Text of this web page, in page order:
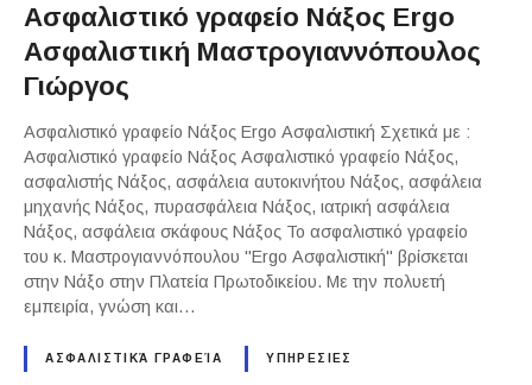
Ασφαλιστικό γραφείο Νάξος Ergo
Ασφαλιστική Μαστρογιαννόπουλος
Γιώργος
Ασφαλιστικό γραφείο Νάξος Ergo Ασφαλιστική Σχετικά με :
Ασφαλιστικό γραφείο Νάξος Ασφαλιστικό γραφείο Νάξος,
ασφαλιστής Νάξος, ασφάλεια αυτοκινήτου Νάξος, ασφάλεια
μηχανής Νάξος, πυρασφάλεια Νάξος, ιατρική ασφάλεια
Νάξος, ασφάλεια σκάφους Νάξος Το ασφαλιστικό γραφείο
του κ. Μαστρογιαννόπουλου "Ergo Ασφαλιστική" βρίσκεται
στην Νάξο στην Πλατεία Πρωτοδικείου. Με την πολυετή
εμπειρία, γνώση και…
ΑΣΦΑΛΙΣΤΙΚΆ ΓΡΑΦΕΊΑ ΥΠΗΡΕΣΙΕΣ